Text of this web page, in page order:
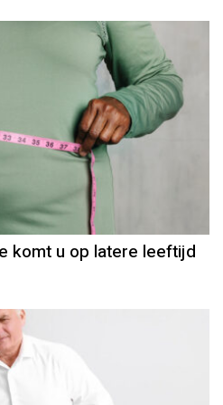
komt u op latere leeftijd